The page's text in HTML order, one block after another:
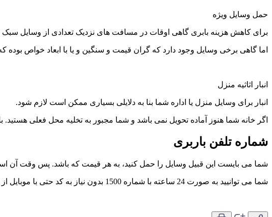
حمل وسایل ویژه
برای کاهش هزینه بابری گاهی اوقات در مسافت های نزدیک تعدادی از وسایل
اما گاهی برخی وسایل وجود دارد که گران قیمت و سنگین و یا با ابعاد خواص بوده
انبار اثاثیه منزل
انبار برای وسایل منزل یا اداره شما بنا به دلایلی بسیاری ممکن است لازم شود.
اگر خانه شما هنوز آماده تحویل نمی باشد و شما مجبور به تخلیه محل فعلی
شماره تلفن باربری
شما می بایست این قبیل وسایل را حمل کنید، به هر قیمت که باشد. پس وقت آن
شما می توانیید به صورت 24 ساعته با شماره 1500 بدون نیاز به کد حتی با موبایل از خدمات شبانه روزی ظریف بار و مشاوره رایگان بهره مند شوید.